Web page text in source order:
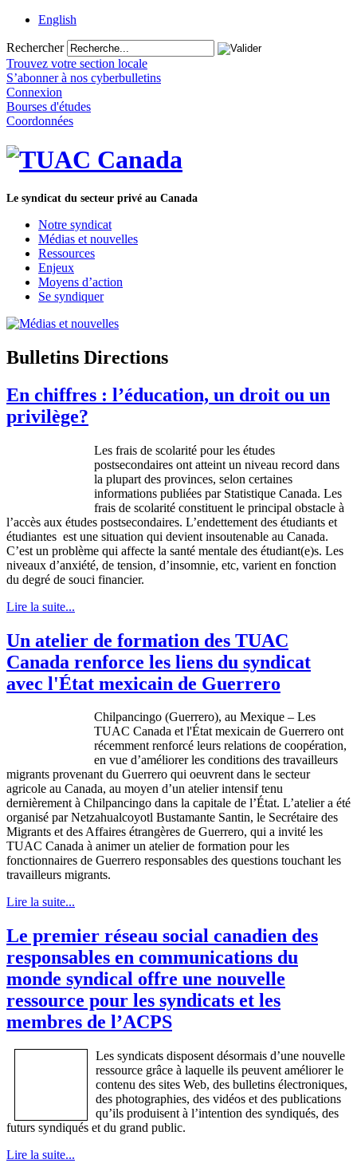
English
Rechercher
Trouvez votre section locale
S’abonner à nos cyberbulletins
Connexion
Bourses d'études
Coordonnées
Le syndicat du secteur privé au Canada
Notre syndicat
Médias et nouvelles
Ressources
Enjeux
Moyens d’action
Se syndiquer
Bulletins Directions
En chiffres : l’éducation, un droit ou un
privilège?
Les frais de scolarité pour les études
postsecondaires ont atteint un niveau record dans
la plupart des provinces, selon certaines
informations publiées par Statistique Canada. Les
frais de scolarité constituent le principal obstacle à
l’accès aux études postsecondaires. L’endettement des étudiants et
étudiantes est une situation qui devient insoutenable au Canada.
C’est un problème qui affecte la santé mentale des étudiant(e)s. Les
niveaux d’anxiété, de tension, d’insomnie, etc, varient en fonction
du degré de souci financier.
Lire la suite...
Un atelier de formation des TUAC
Canada renforce les liens du syndicat
avec l'État mexicain de Guerrero
Chilpancingo (Guerrero), au Mexique – Les
TUAC Canada etl'État mexicain de Guerrero ont
récemment renforcé leurs relations de coopération,
en vue d’améliorerles conditions des travailleurs
migrants provenantdu Guerrero qui oeuvrent dans le secteur
agricole au Canada, au moyen d’un atelierintensif tenu
dernièrement à Chilpancingo dans la capitale de l’État. L’ateliera été
organisé parNetzahualcoyotl Bustamante Santin, le Secrétaire des
Migrants et des Affaires étrangères de Guerrero, qui a invité les
TUAC Canada à animerun atelier de formation pour les
fonctionnaires de Guerrero responsables des questions touchantles
travailleurs migrants.
Lire la suite...
Le premier réseau social canadien des
responsables en communications du
monde syndical offre une nouvelle
ressource pour les syndicats et les
membres de l’ACPS
Les syndicats disposent désormais d’une nouvelle
ressource grâce à laquelle ils peuvent améliorerle
contenu des sites Web, des bulletins électroniques,
des photographies, des vidéos et des publications
qu’ils produisent à l’intention des syndiqués, des
futurs syndiqués et du grand public.
Lire la suite...